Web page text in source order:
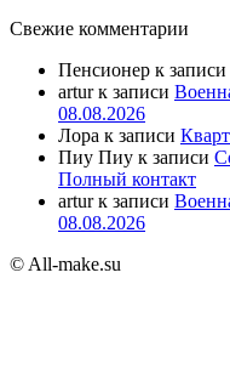
Свежие комментарии
Пенсионер к записи
arturк записи
08.08.2026
Лора к записи
Пиу Пиу к записи
Полный контакт
arturк записи
08.08.2026
© All-make.su